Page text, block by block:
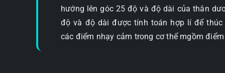
hướng lên góc 25 độ và độ dài của thân
độ và độ dài được tính toán hợp lí để thúc
các điểm nhạy cảm trong cơ thể mgồm